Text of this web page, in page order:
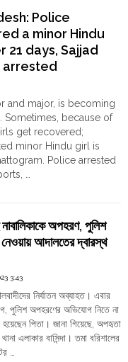
Fifth
Class
Hindu
girl
Chattagram,
Police
arrested
teacher
Manjurul
Police
a minor Hindu
21 days, Sajjad
arrested
and major, is becoming
Sometimes, because of
get recovered;
minor Hindu girl is
Police arrested
…
নাবালিকাকে অপহরণ, পুলিশ
আদালতের দ্বারস্থ
3:43
নির্যাতন অব্যাহত। এবার
পুলিশ অপহরণের অভিযোগ নিতে না
পিতা। জানা গিয়েছে, অপহৃতা
এলাকার বাসিন্দা। তমা বরিশালের
…